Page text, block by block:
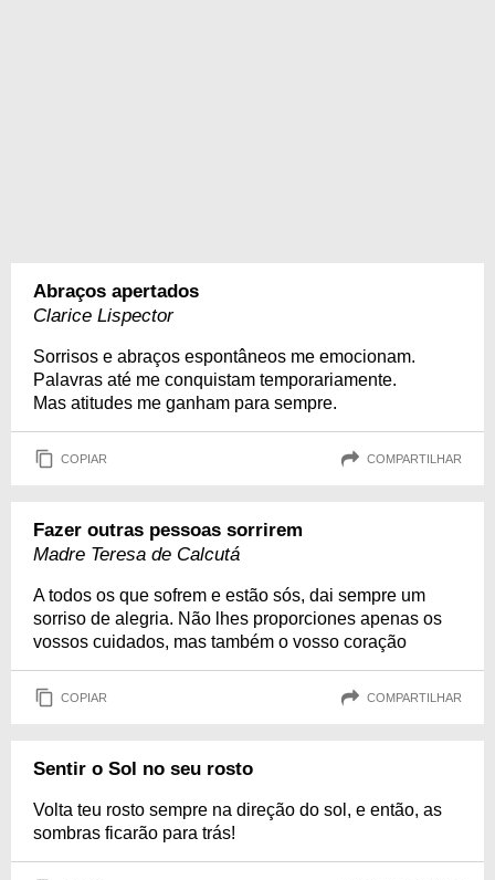
Abraços apertados
Clarice Lispector
Sorrisos e abraços espontâneos me emocionam.
Palavras até me conquistam temporariamente.
Mas atitudes me ganham para sempre.
COPIAR COMPARTILHAR
Fazer outras pessoas sorrirem
Madre Teresa de Calcutá
A todos os que sofrem e estão sós, dai sempre um
sorriso de alegria. Não lhes proporciones apenas os
vossos cuidados, mas também o vosso coração
COPIAR COMPARTILHAR
Sentir o Sol no seu rosto
Volta teu rosto sempre na direção do sol, e então, as
sombras ficarão para trás!